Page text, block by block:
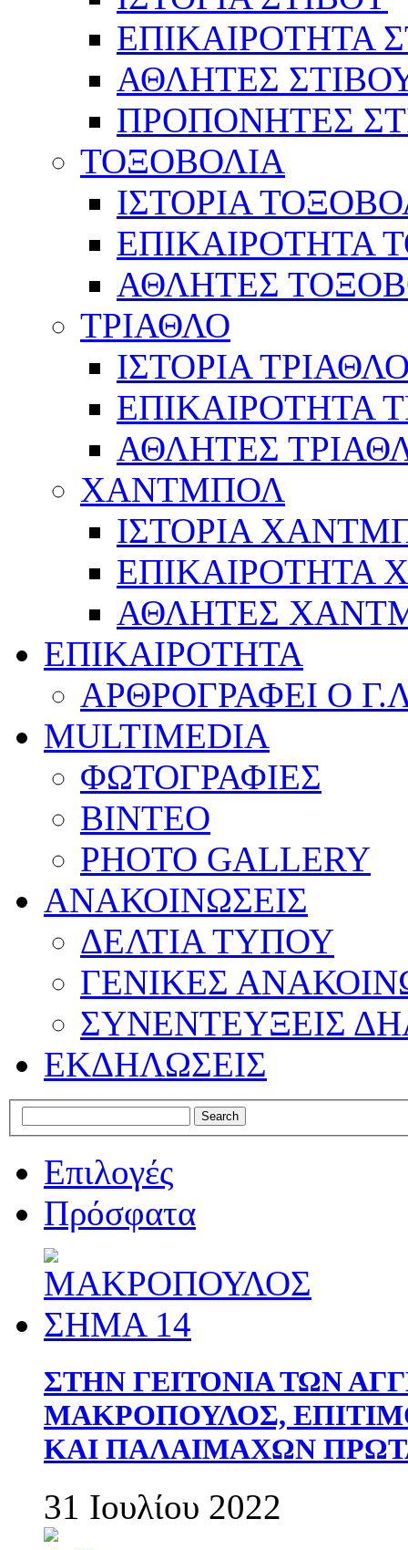
ΕΠΙΚΑΙΡΟΤΗΤΑ
ΑΘΛΗΤΕΣ
ΠΡΟΠΟΝΗΤΕΣ
ΤΟΞΟΒΟΛΙΑ
ΙΣΤΟΡΙΑ
ΕΠΙΚΑΙΡΟΤΗΤΑ
ΑΘΛΗΤΕΣ
ΤΡΙΑΘΛΟ
ΙΣΤΟΡΙΑ
ΕΠΙΚΑΙΡΟΤΗΤΑ
ΑΘΛΗΤΕΣ
ΧΑΝΤΜΠΟΛ
ΙΣΤΟΡΙΑ
ΕΠΙΚΑΙΡΟΤΗΤΑ
ΑΘΛΗΤΕΣ
ΕΠΙΚΑΙΡΟΤΗΤΑ
ΑΡΘΡΟΓΡΑΦΕΙ Ο
MULTIMEDIA
ΦΩΤΟΓΡΑΦΙΕΣ
ΒΙΝΤΕΟ
PHOTO GALLERY
ΑΝΑΚΟΙΝΩΣΕΙΣ
ΔΕΛΤΙΑ ΤΥΠΟΥ
ΓΕΝΙΚΕΣ
ΣΥΝΕΝΤΕΥΞΕΙΣ
ΕΚΔΗΛΩΣΕΙΣ
Επιλογές
Πρόσφατα
ΣΤΗΝ ΓΕΙΤΟΝΙΑ ΤΩΝ
ΜΑΚΡΟΠΟΥΛΟΣ,
ΚΑΙ ΠΑΛΑΙΜΑΧΩΝ
31 Ιουλίου 2022